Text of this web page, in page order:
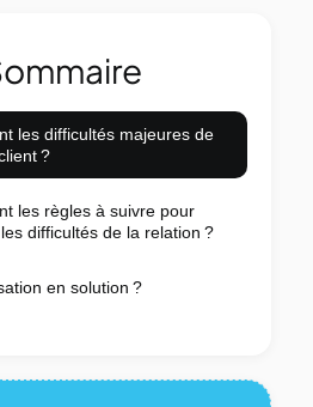
les difficultés majeures de
?
les règles à suivre pour
difficultés de la relation ?
en solution ?